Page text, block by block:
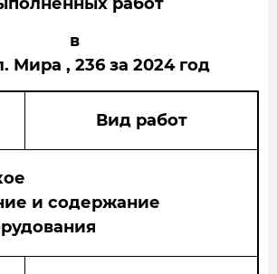
в
Мира , 236 за 2024 год
Вид работ
и содержание